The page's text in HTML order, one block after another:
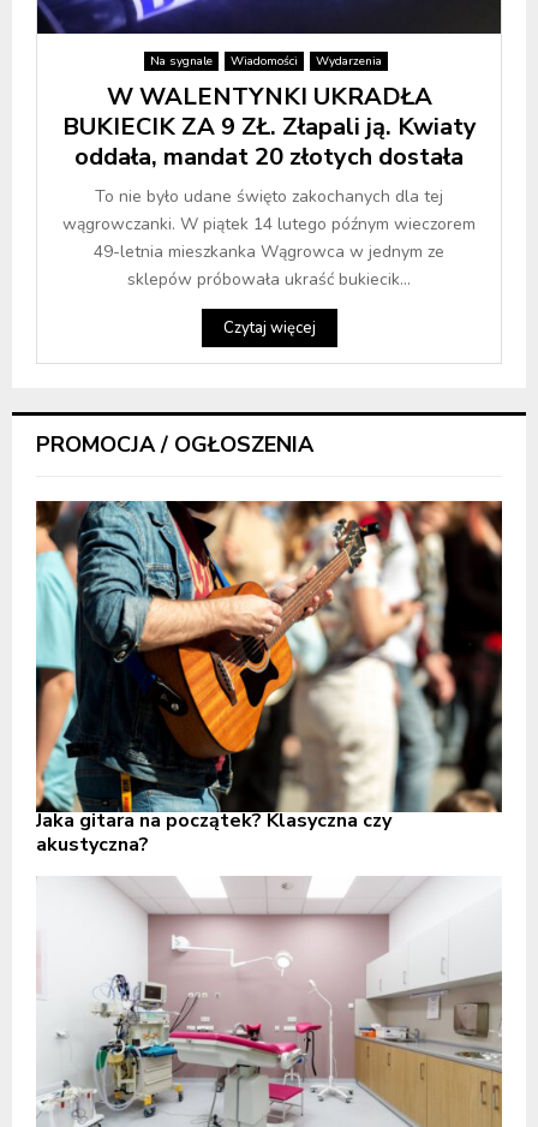
Na sygnale Wiadomości Wydarzenia
W WALENTYNKI UKRADŁA
BUKIECIK ZA 9 ZŁ. Złapali ją. Kwiaty
oddała, mandat 20 złotych dostała
To nie było udane święto zakochanych dla tej
wągrowczanki. W piątek 14 lutego późnym wieczorem
49-letnia mieszkanka Wągrowca w jednym ze
sklepów próbowała ukraść bukiecik...
Czytaj więcej
PROMOCJA / OGŁOSZENIA
Jaka gitara na początek? Klasyczna czy
akustyczna?